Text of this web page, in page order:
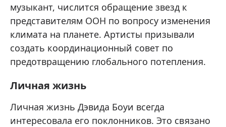
музыкант, числится обращение звезд к
представителям ООН по вопросу изменения
климата на планете. Артисты призывали
создать координационный совет по
предотвращению глобального потепления.
Личная жизнь
Личная жизнь Дэвида Боуи всегда
интересовала его поклонников. Это связано